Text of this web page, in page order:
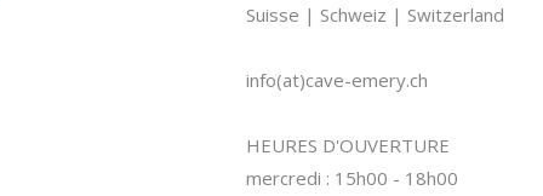
Suisse | Schweiz | Switzerland
info(at)cave-emery.ch
HEURES D'OUVERTURE
mercredi : 15h00 - 18h00